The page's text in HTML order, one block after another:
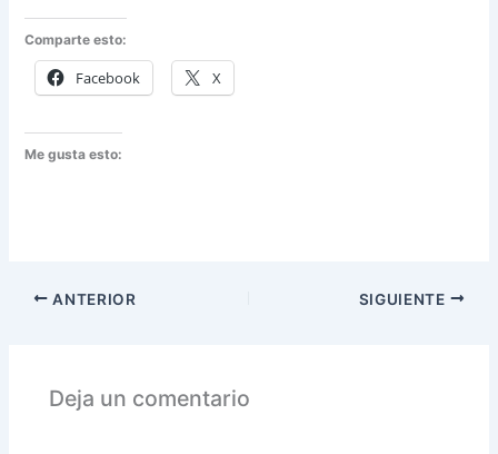
Comparte esto:
Facebook X
Me gusta esto:
ANTERIOR SIGUIENTE
Deja un comentario